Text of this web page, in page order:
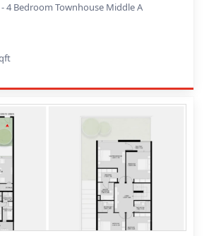
- 4 Bedroom Townhouse Middle A